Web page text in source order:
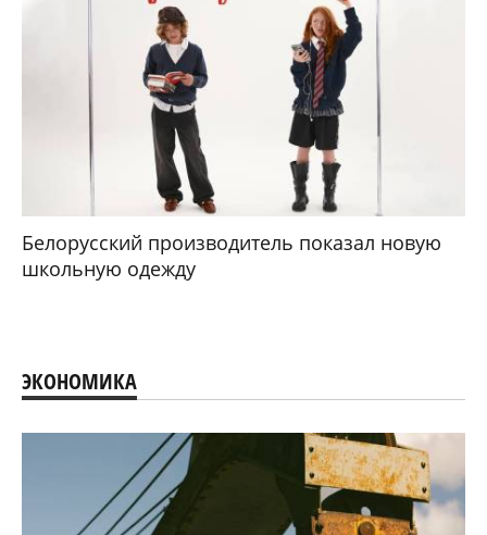
Белорусский производитель показал новую
школьную одежду
ЭКОНОМИКА